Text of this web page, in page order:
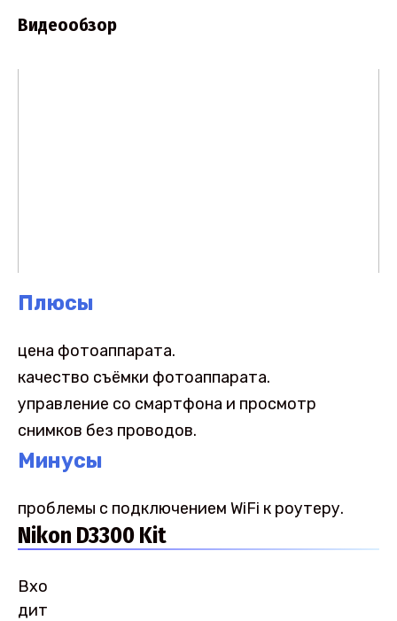
Видеообзор
Плюсы
цена фотоаппарата.
качество съёмки фотоаппарата.
управление со смартфона и просмотр
снимков без проводов.
Минусы
проблемы с подключением WiFi к роутеру.
Nikon D3300 Kit
Вхо
дит